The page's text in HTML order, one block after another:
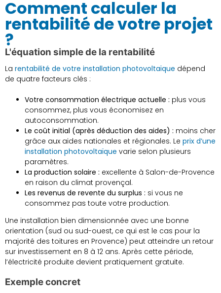
Comment calculer la
rentabilité de votre projet
?
L'équation simple de la rentabilité
La rentabilité de votre installation photovoltaïque dépend
de quatre facteurs clés :
Votre consommation électrique actuelle : plus vous
consommez, plus vous économisez en
autoconsommation.
Le coût initial (après déduction des aides) : moins cher
grâce aux aides nationales et régionales. Le prix d’une
installation photovoltaïque varie selon plusieurs
paramètres.
La production solaire : excellente à Salon-de-Provence
en raison du climat provençal.
Les revenus de revente du surplus : si vous ne
consommez pas toute votre production.
Une installation bien dimensionnée avec une bonne
orientation (sud ou sud-ouest, ce qui est le cas pour la
majorité des toitures en Provence) peut atteindre un retour
sur investissement en 8 à 12 ans. Après cette période,
l’électricité produite devient pratiquement gratuite.
Exemple concret